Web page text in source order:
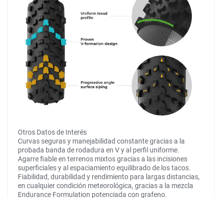
Otros Datos de Interés
Curvas seguras y manejabilidad constante gracias a la
probada banda de rodadura en V y al perfil uniforme.
Agarre fiable en terrenos mixtos gracias a las incisiones
superficiales y al espaciamiento equilibrado de los tacos.
Fiabilidad, durabilidad y rendimiento para largas distancias,
en cualquier condición meteorológica, gracias a la mezcla
Endurance Formulation potenciada con grafeno.